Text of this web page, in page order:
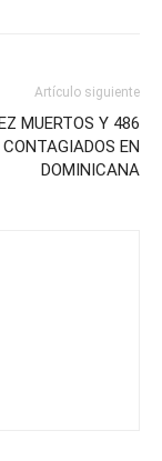
Artículo siguiente
MUERTOS Y 486
CONTAGIADOS EN
DOMINICANA